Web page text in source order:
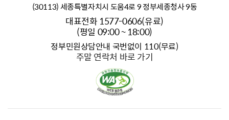
(30113) 세종특별자치시 도움4로 9 정부세종청사 9동
대표전화 1577-0606(유료)
(평일 09:00 ~ 18:00)
정부민원상담안내 국번없이 110(무료)
주말 연락처 바로 가기